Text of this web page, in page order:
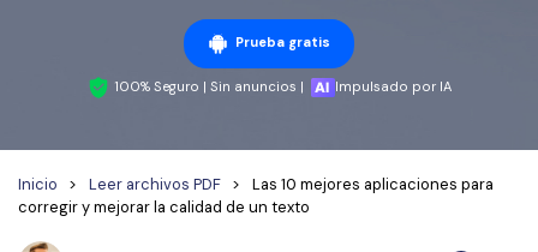
PDFelement Pro DC
PDF onlineNuevo
Comprimir PDF
Convertir PDF
Editar PDF
Organizar PDF
Detectar contenido de IA
Reescribir PDF con IA
Generar imágenes IA
Organización de PDF
Segurirdad de PDF
Softwares de PDF
Trucos de PDF
Prueba gratis
100% Seguro | Sin anuncios | Impulsado por IA
Inicio > Leer archivos PDF >
Las 10 mejores aplicaciones para
corregir y mejorar la calidad de un texto